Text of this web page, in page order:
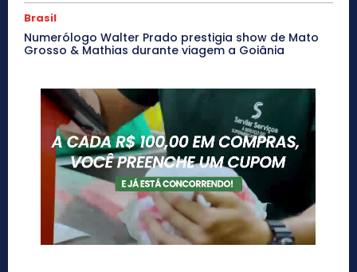
Brasil
Numerólogo Walter Prado prestigia show de Mato
Grosso & Mathias durante viagem a Goiânia